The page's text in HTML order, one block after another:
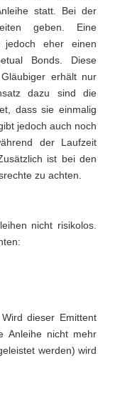
statt. Bei der
geben. Eine
jedoch eher einen
Bonds. Diese
erhält nur
dazu sind die
dass sie einmalig
jedoch auch noch
der Laufzeit
ist bei den
zu achten.
nicht risikolos.
dieser Emittent
Anleihe nicht mehr
werden) wird